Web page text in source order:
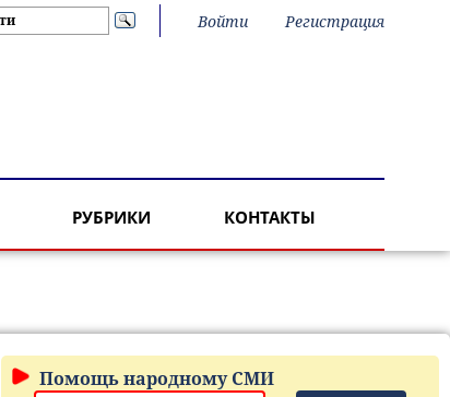
Войти Регистрация
РУБРИКИ КОНТАКТЫ
Помощь народному СМИ